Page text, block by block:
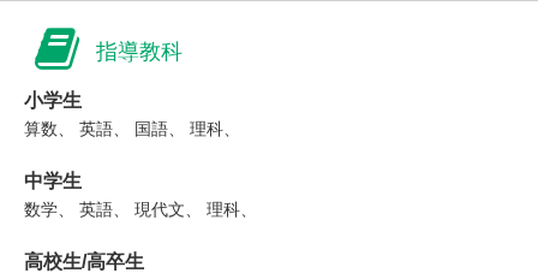
指導教科
小学生
算数、 英語、 国語、 理科、
中学生
数学、 英語、 現代文、 理科、
高校生/高卒生